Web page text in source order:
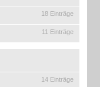
18 Einträge
11 Einträge
14 Einträge